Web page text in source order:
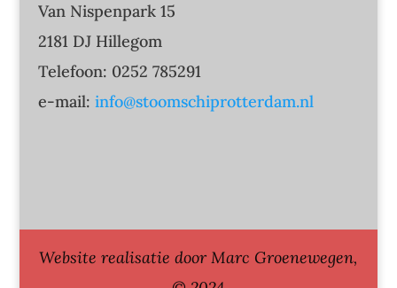
Van Nispenpark 15
2181 DJ Hillegom
Telefoon: 0252 785291
e-mail: info@stoomschiprotterdam.nl
Website realisatie door Marc Groenewegen,